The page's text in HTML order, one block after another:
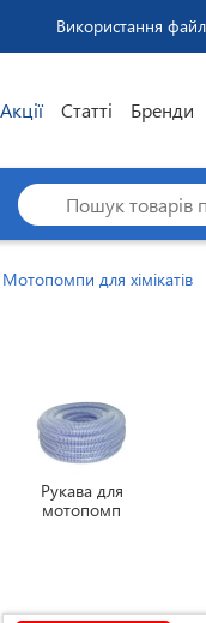
Використання
Акції Статті Бренди
Мотопомпи для хімікатів
Рукава для
мотопомп